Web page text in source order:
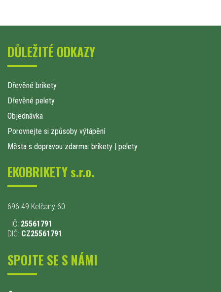
DŮLEŽITÉ ODKAZY
Dřevěné brikety
Dřevěné pelety
Objednávka
Porovnejte si způsoby výtápění
Města s dopravou zdarma: brikety | pelety
EKOBRIKETY s.r.o.
696 49 Kelčany 60
IČ: 25561791
DIČ: CZ25561791
SPOJTE SE S NÁMI